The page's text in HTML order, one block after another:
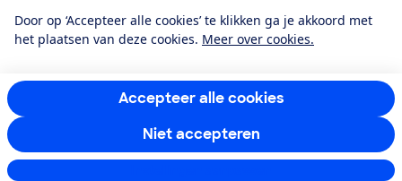
Door op ‘Accepteer alle cookies’ te klikken ga je akkoord met
het plaatsen van deze cookies. Meer over cookies.
Accepteer alle cookies
Niet accepteren
RSS-feed nieuws
Facebook
TwitterInstagram
YoutubeLinkedIn
12.901consumentenbeoordelen de Consumentenbondmet gemiddeld